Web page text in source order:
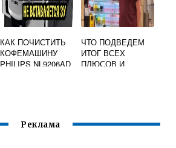
КАК ПОЧИСТИТЬ
КОФЕМАШИНУ
PHILIPS NL9206AD
ЧТО ПОДВЕДЕМ
ИТОГ ВСЕХ
ПЛЮСОВ И
Реклама